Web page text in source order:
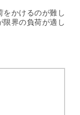
をかけるのが難し
限界の負荷が適し